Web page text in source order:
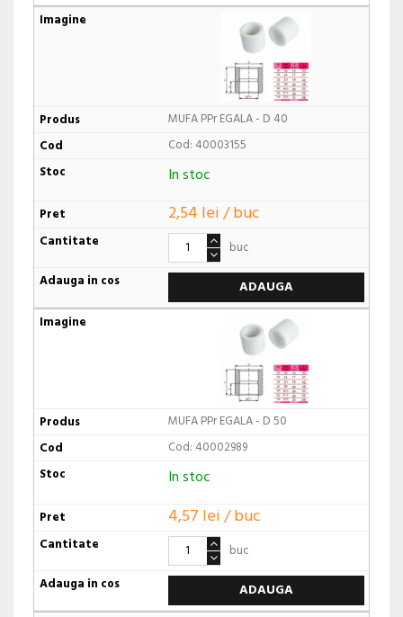
MUFA PPr EGALA - D 40
Cod: 40003155
In stoc
2,54 lei / buc
buc
ADAUGA
MUFA PPr EGALA - D 50
Cod: 40002989
In stoc
4,57 lei / buc
buc
ADAUGA